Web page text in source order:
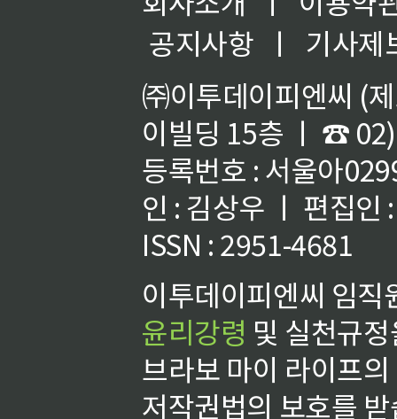
공지사항
ㅣ
기사제
㈜이투데이피엔씨 (
이빌딩 15층 ㅣ ☎
등록번호 : 서울아
인 : 김상우 ㅣ 편집인
ISSN : 2951-4681
이투데이피엔씨 임
윤리강령 및 실천규
브라보 마이 라이프
저작권법의 보호를